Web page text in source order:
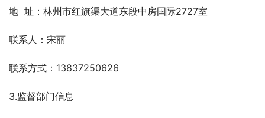
地  址：林州市红旗渠大道东段中房国际2727室
联系人：宋丽
联系方式：13837250626
3.监督部门信息